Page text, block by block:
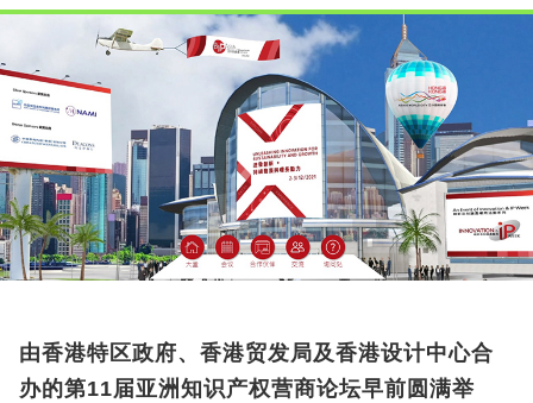
由香港特区政府、香港贸发局及香港设计中心合
办的第11届亚洲知识产权营商论坛早前圆满举